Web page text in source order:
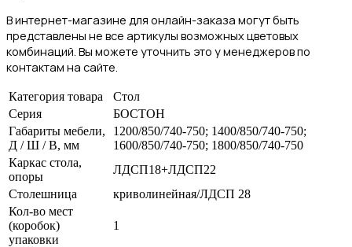
В интернет-магазине для онлайн-заказа могут быть
представлены не все артикулы возможных цветовых
комбинаций. Вы можете уточнить это у менеджеров по
контактам на сайте.
Категория товара
Стол
Серия
БОСТОН
Габариты мебели,
Д / Ш / В, мм
1200/850/740-750; 1400/850/740-750;
1600/850/740-750; 1800/850/740-750
Каркас стола,
опоры
ЛДСП18+ЛДСП22
Столешница
криволинейная/ЛДСП 28
Кол-во мест
(коробок)
упаковки
1